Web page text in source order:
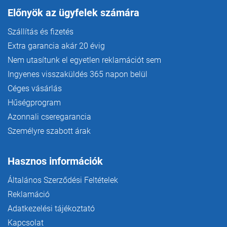
Előnyök az ügyfelek számára
Szállítás és fizetés
Extra garancia akár 20 évig
Nem utasítunk el egyetlen reklamációt sem
Ingyenes visszaküldés 365 napon belül
Céges vásárlás
Hűségprogram
Azonnali cseregarancia
Személyre szabott árak
Hasznos információk
Általános Szerződési Feltételek
Reklamáció
Adatkezelési tájékoztató
Kapcsolat